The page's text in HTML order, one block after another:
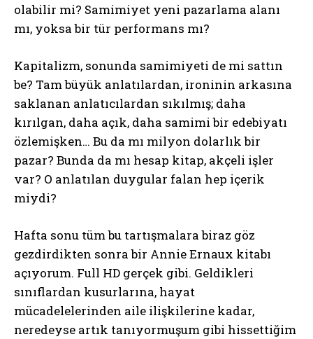
olabilir mi? Samimiyet yeni pazarlama alanı
mı, yoksa bir tür performans mı?
Kapitalizm, sonunda samimiyeti de mi sattın
be? Tam büyük anlatılardan, ironinin arkasına
saklanan anlatıcılardan sıkılmış; daha
kırılgan, daha açık, daha samimi bir edebiyatı
özlemişken… Bu da mı milyon dolarlık bir
pazar? Bunda da mı hesap kitap, akçeli işler
var? O anlatılan duygular falan hep içerik
miydi?
Hafta sonu tüm bu tartışmalara biraz göz
gezdirdikten sonra bir Annie Ernaux kitabı
açıyorum. Full HD gerçek gibi. Geldikleri
sınıflardan kusurlarına, hayat
mücadelelerinden aile ilişkilerine kadar,
neredeyse artık tanıyormuşum gibi hissettiğim